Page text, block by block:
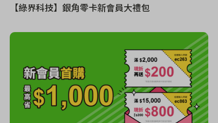
【綠界科技】銀角零卡新會員大禮包